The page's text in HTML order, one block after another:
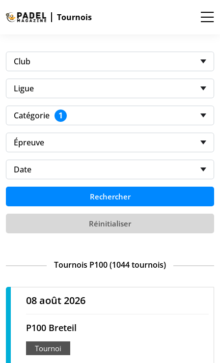
Tournois
Club
Ligue
Catégorie 1
Épreuve
Date
Rechercher
Réinitialiser
Tournois P100 (1044 tournois)
08 août 2026
P100 Breteil
Tournoi